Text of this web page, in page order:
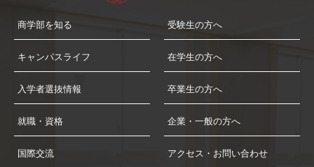
商学部を知る
キャンパスライフ
入学者選抜情報
就職・資格
受験生の方へ
在学生の方へ
卒業生の方へ
企業・一般の方へ
国際交流 アクセス・お問い合わせ